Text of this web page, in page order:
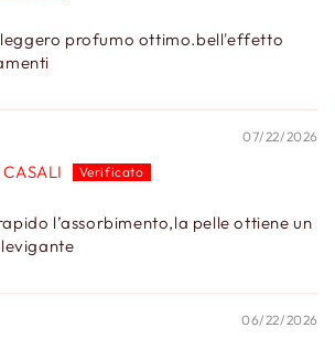
leggero profumo ottimo.bell'effetto
07/22/2026
l’assorbimento,la pelle ottiene un
06/22/2026